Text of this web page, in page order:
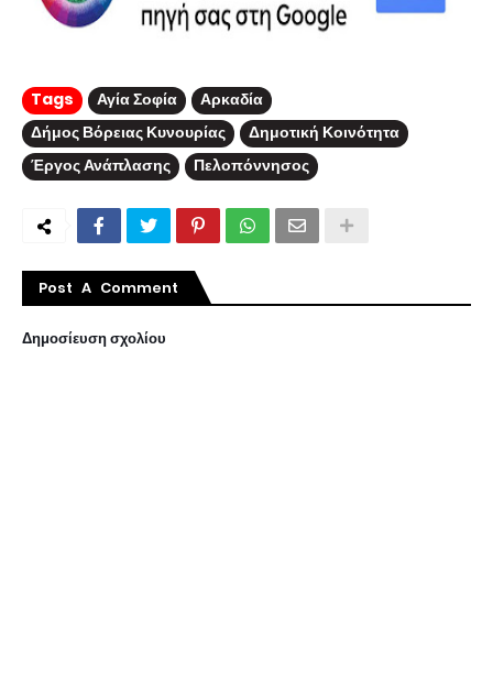
Tags Αγία Σοφία
Αρκαδία
Δήμος Βόρειας Κυνουρίας
Δημοτική Κοινότητα
Έργος Ανάπλασης
Πελοπόννησος
Post A Comment
Δημοσίευση σχολίου